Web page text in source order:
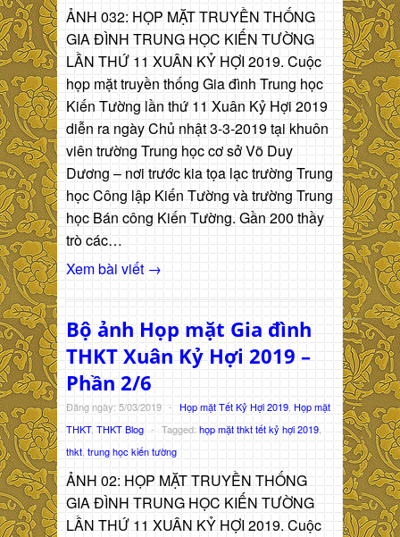
ẢNH 032: HỌP MẶT TRUYỀN THỐNG
GIA ĐÌNH TRUNG HỌC KIẾN TƯỜNG
LẦN THỨ 11 XUÂN KỶ HỢI 2019. Cuộc
họp mặt truyền thống Gia đình Trung học
Kiến Tường lần thứ 11 Xuân Kỷ Hợi 2019
diễn ra ngày Chủ nhật 3-3-2019 tại khuôn
viên trường Trung học cơ sở Võ Duy
Dương – nơi trước kia tọa lạc trường Trung
học Công lập Kiến Tường và trường Trung
học Bán công Kiến Tường. Gần 200 thầy
trò các…
Xem bài viết →
Bộ ảnh Họp mặt Gia đình
THKT Xuân Kỷ Hợi 2019 –
Phần 2/6
Đăng ngày: 5/03/2019 - Họp mặt Tết Kỷ Hợi 2019 Họp mặt
THKT, THKT Blog - Tagged: họp mặt thkt tết kỷ hợi 2019,
thkt, trung học kiến tường
ẢNH 02: HỌP MẶT TRUYỀN THỐNG
GIA ĐÌNH TRUNG HỌC KIẾN TƯỜNG
LẦN THỨ 11 XUÂN KỶ HỢI 2019. Cuộc